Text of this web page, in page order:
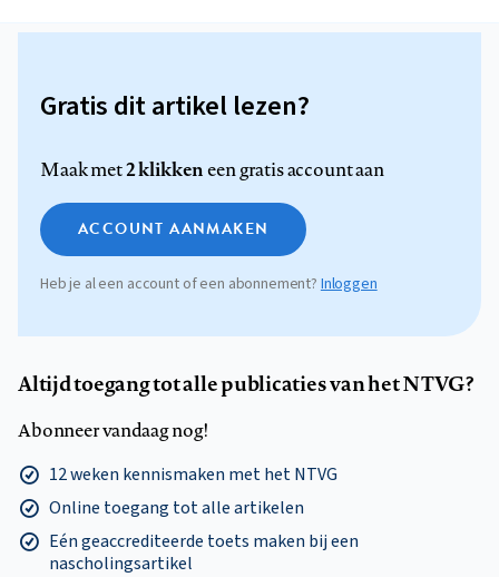
Gratis dit artikel lezen?
Maak met2 klikkeneen gratis account aan
ACCOUNT AANMAKEN
Heb je al een account of een abonnement? Inloggen
Altijd toegang tot alle publicaties van het NTVG?
Abonneer vandaag nog!
12 weken kennismaken met het NTVG
Online toegang tot alle artikelen
Eén geaccrediteerde toets maken bij een
nascholingsartikel